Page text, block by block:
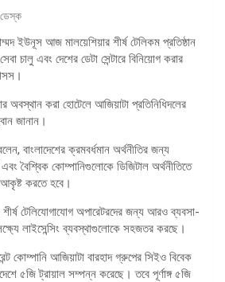
ইউনূস আজ মালয়েশিয়ার শীর্ষ টেলিকম প্রতিষ্ঠান
চালু এবং দেশের ডেটা সেন্টারে বিনিয়োগ করার
অবস্থান করা হোটেলে আজিয়াটা প্রতিনিধিদলের
জানান।
বাংলাদেশের ক্রমবর্ধমান অর্থনীতির জন্য
এবং বৈশ্বিক কোম্পানিগুলোকে ডিজিটাল অর্থনীতিতে
করতে হবে।
শীর্ষ টেলিযোগাযোগ অপারেটরদের জন্য আরও ব্যবসা-
লাইসেন্সিং ব্যবস্থাগুলোকে সহজতর করছে।
কোম্পানি আজিয়াটা বারহাদ গ্রুপের সিইও বিবেক
৫জি ট্রায়াল সম্পন্ন করেছে। তবে পূর্ণাঙ্গ ৫জি